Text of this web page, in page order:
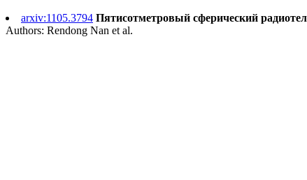
arxiv:1105.3794 Пятисотметровый сферический
Authors: Rendong Nan et al.